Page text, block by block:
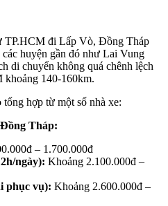
TP.HCM đi Lấp Vò, Đồng Tháp
huyện gần đó như Lai Vung
di chuyển không quá chênh lệch
khoảng 140-160km.
hợp từ một số nhà xe:
Tháp:
– 1.700.000đ
ngày): Khoảng 2.100.000đ –
phục vụ): Khoảng 2.600.000đ –